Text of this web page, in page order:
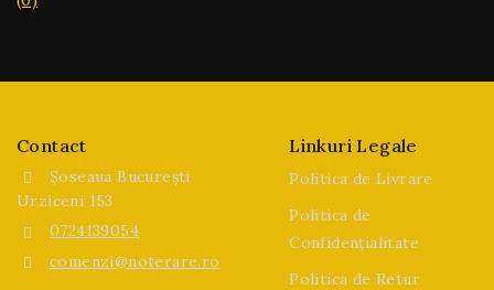
Contact
Șoseaua București
Urziceni 153
0724139054
comenzi@noterare.ro
Linkuri Legale
Politica de Livrare
Politica de
Confidențialitate
Politica de Retur